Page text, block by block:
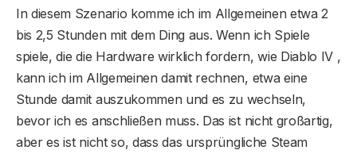
In diesem Szenario komme ich im Allgemeinen etwa 2
bis 2,5 Stunden mit dem Ding aus. Wenn ich Spiele
spiele, die die Hardware wirklich fordern, wie Diablo IV ,
kann ich im Allgemeinen damit rechnen, etwa eine
Stunde damit auszukommen und es zu wechseln,
bevor ich es anschließen muss. Das ist nicht großartig,
aber es ist nicht so, dass das ursprüngliche Steam